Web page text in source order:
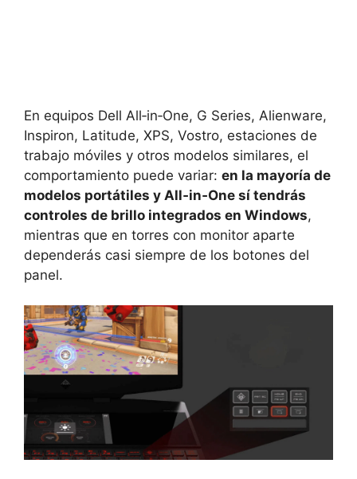
En equipos Dell All‑in‑One, G Series, Alienware,
Inspiron, Latitude, XPS, Vostro, estaciones de
trabajo móviles y otros modelos similares, el
comportamiento puede variar: en la mayoría de
modelos portátiles y All‑in‑One sí tendrás
controles de brillo integrados en Windows,
mientras que en torres con monitor aparte
dependerás casi siempre de los botones del
panel.